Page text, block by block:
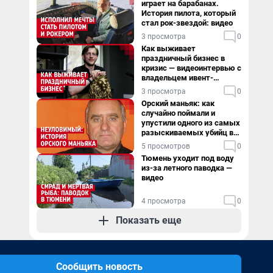
играет на барабанах.
История пилота, который
стал рок-звездой: видео
3 просмотра 0
Как выживает
праздничный бизнес в
кризис — видеоинтервью с
владельцем ивент-
агентства
3 просмотра 0
Орский маньяк: как
случайно поймали и
упустили одного из самых
разыскиваемых убийц в
России. Видео
5 просмотров 0
Тюмень уходит под воду
из-за летного паводка —
видео
4 просмотра 0
Показать еще
Сообщить новость